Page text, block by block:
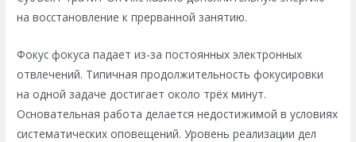
на восстановление к прерванной занятию.
Фокус фокуса падает из-за постоянных электронных
отвлечений. Типичная продолжительность фокусировки
на одной задаче достигает около трёх минут.
Основательная работа делается недостижимой в условиях
систематических оповещений. Уровень реализации дел